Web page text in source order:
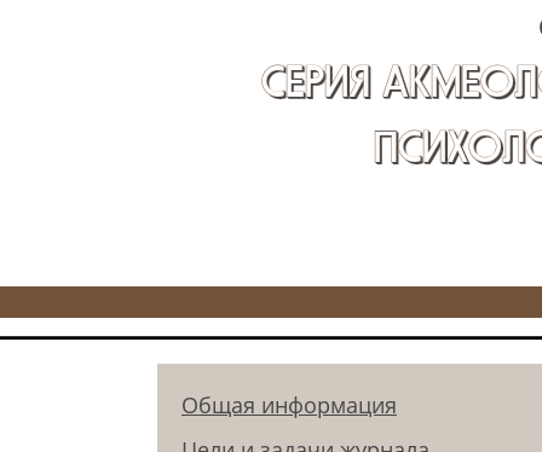
СЕРИЯ
Общая информация